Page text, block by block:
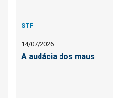
STF
14/07/2026
A audácia dos maus